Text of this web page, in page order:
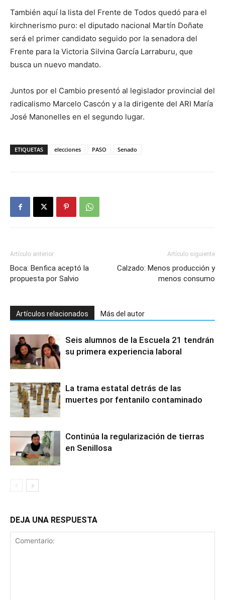
También aquí la lista del Frente de Todos quedó para el
kirchnerismo puro: el diputado nacional Martín Doñate
será el primer candidato seguido por la senadora del
Frente para la Victoria Silvina García Larraburu, que
busca un nuevo mandato.
Juntos por el Cambio presentó al legislador provincial del
radicalismo Marcelo Cascón y a la dirigente del ARI María
José Manonelles en el segundo lugar.
ETIQUETAS elecciones PASO Senado
Artículo anterior
Boca: Benfica aceptó la
propuesta por Salvio
Artículo siguiente
Calzado: Menos producción y
menos consumo
Artículos relacionados Más del autor
Seis alumnos de la Escuela 21 tendrán
su primera experiencia laboral
La trama estatal detrás de las
muertes por fentanilo contaminado
Continúa la regularización de tierras
en Senillosa
DEJA UNA RESPUESTA